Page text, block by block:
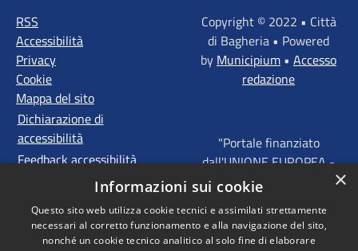
RSS
Accessibilità
Privacy
Cookie
Mappa del sito
Dichiarazione di
accessibilità
Feedback accessibilità
Copyright © 2022 • Città
di Bagheria • Powered
by Municipium • Accesso
redazione
"Portale finanziato
dall'UNIONE EUROPEA -
FONDI STRUTTURALI
EUROPEI - Programma
Operativo FESR Sicilia
×
Informazioni sui cookie
Questo sito web utilizza cookie tecnici e assimilati strettamente
necessari al corretto funzionamento e alla navigazione del sito,
nonché un cookie tecnico analitico al solo fine di elaborare